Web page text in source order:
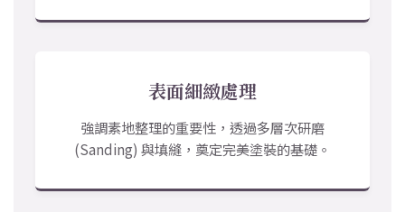
表面細緻處理
強調素地整理的重要性，透過多層次研磨
(Sanding) 與填縫，奠定完美塗裝的基礎。